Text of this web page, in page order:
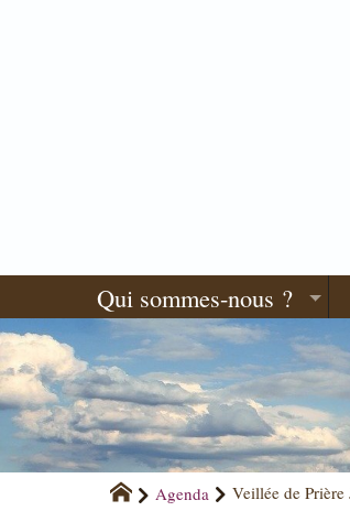
Qui sommes-nous ?
Agenda Veillée de